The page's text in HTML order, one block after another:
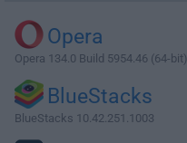
Opera
Opera 134.0 Build 5954.46 (64-bit)
BlueStacks
BlueStacks 10.42.251.1003